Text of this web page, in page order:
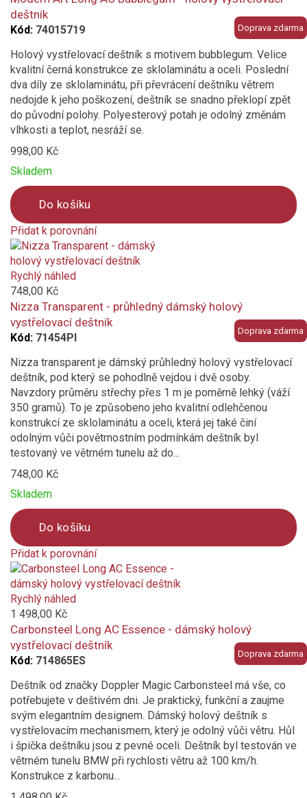
Doprava zdarma
deštník
Kód: 74015719
Holový vystřelovací deštník s motivem bubblegum. Velice
kvalitní černá konstrukce ze sklolaminátu a oceli. Poslední
dva díly ze sklolaminátu, při převrácení deštníku větrem
nedojde k jeho poškození, deštník se snadno překlopí zpět
do původní polohy. Polyesterový potah je odolný změnám
vlhkosti a teplot, nesráží se.
998,00 Kč
Skladem
Do košíku
Přidat k porovnání
Product
is
added
to
compare
Doprava zdarma
Rychlý náhled
748,00 Kč
Nizza Transparent - průhledný dámský holový
vystřelovací deštník
Kód: 71454PI
Nizza transparent je dámský průhledný holový vystřelovací
deštník, pod který se pohodlně vejdou i dvě osoby.
Navzdory průměru střechy přes 1 m je poměrně lehký (váží
350 gramů). To je způsobeno jeho kvalitní odlehčenou
konstrukcí ze sklolaminátu a oceli, která jej také činí
odolným vůči povětrnostním podmínkám deštník byl
testovaný ve větrném tunelu až do...
748,00 Kč
Skladem
Do košíku
Přidat k porovnání
Product
is
added
to
compare
Doprava zdarma
Rychlý náhled
1 498,00 Kč
Carbonsteel Long AC Essence - dámský holový
vystřelovací deštník
Kód: 714865ES
Deštník od značky Doppler Magic Carbonsteel má vše, co
potřebujete v deštivém dni. Je praktický, funkční a zaujme
svým elegantním designem. Dámský holový deštník s
vystřelovacím mechanismem, který je odolný vůči větru. Hůl
i špička deštníku jsou z pevné oceli. Deštník byl testován ve
větrném tunelu BMW při rychlosti větru až 100 km/h.
Konstrukce z karbonu...